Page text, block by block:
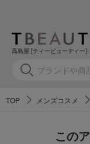
高島屋 [ティービューティー]
TOP メンズコスメ
この